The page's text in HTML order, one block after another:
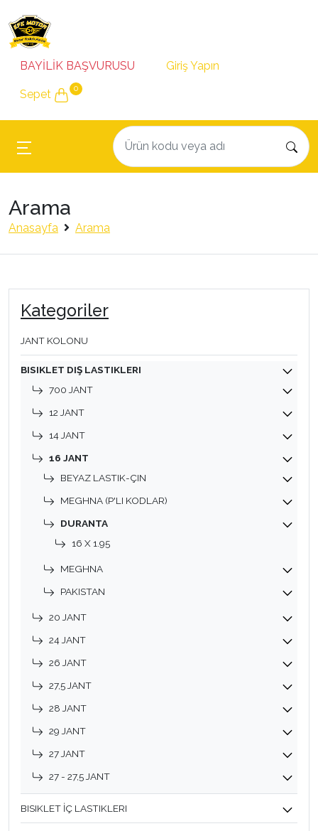
BAYİLİK BAŞVURUSU Giriş Yapın
Sepet 0
Arama
Anasayfa Arama
Kategoriler
JANT KOLONU
BISIKLET DIŞ LASTIKLERI
700 JANT
12 JANT
14 JANT
16 JANT
BEYAZ LASTIK-ÇIN
MEGHNA (P'LI KODLAR)
DURANTA
16 X 1.95
MEGHNA
PAKISTAN
20 JANT
24 JANT
26 JANT
27,5 JANT
28 JANT
29 JANT
27 JANT
27 - 27,5 JANT
BISIKLET İÇ LASTIKLERI